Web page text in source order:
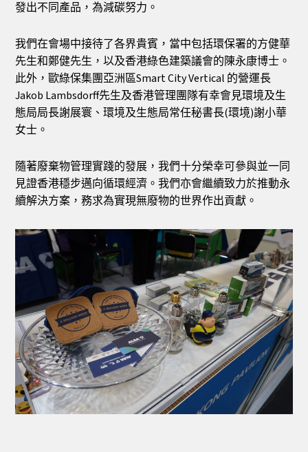
發出不同產品，為減碳努力。
我們在會場中接待了各界貴賓，當中包括環保署的方健華
先生和鄭健先生，以及香港綠色建築議會的陳永康博士。
此外，歐綠保集團亞洲區Smart City Vertical 的營運長
Jakob Lambsdorff先生及香港管理團隊有幸會見環境及生
態局局長謝展寰、環境及生態局常任秘書長(環境)謝小華
女士。
隨著廢棄物管理實踐的發展，我們十分榮幸可參與並一同
見證香港穩步邁向循環經濟。我們亦會繼續致力於推動永
續解決方案，務求為實現無廢物的世界作出貢獻。